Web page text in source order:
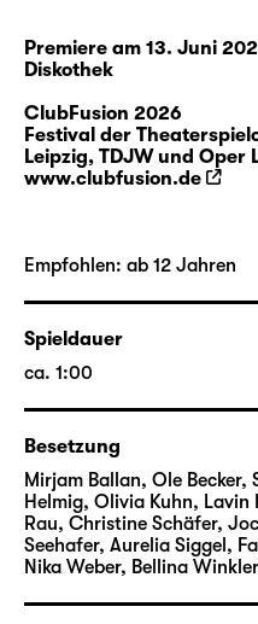
wusstest. Dein Leben
bestimmt. Du
erschaffen. Du hast
man das eben so
Was jetzt?
auffallen.
Oder doch laut
Verschwinden?
Ansprüche,
in der es keine
und stellt dabei die
Menschen macht,
Mehr zur
Premiere am 13. Juni
Diskothek
ClubFusion 2026
Festival der
Leipzig, TDJW und Oper
www.clubfusion.de
Empfohlen: ab 12 Jahren
Spieldauer
ca. 1:00
Besetzung
Mirjam Ballan, Ole
Helmig, Olivia Kuhn,
Rau, Christine Schäfer,
Seehafer, Aurelia Siggel,
Nika Weber, Bellina